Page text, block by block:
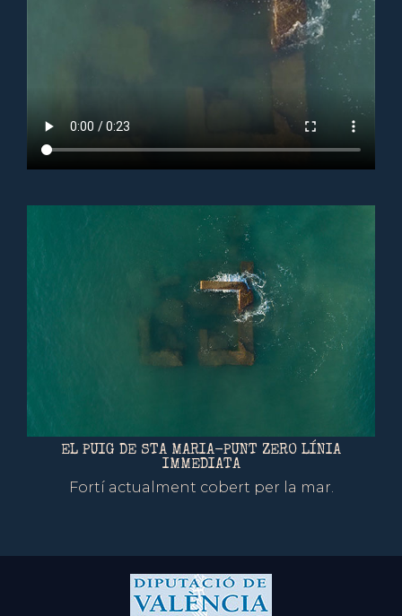
EL PUIG DE STA MARIA-PUNT ZERO LÍNIA
IMMEDIATA
Fortí actualment cobert per la mar.